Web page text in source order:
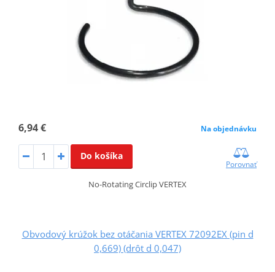
6,94 € Na objednávku
Do košíka
Porovnať
No-Rotating Circlip VERTEX
Obvodový krúžok bez otáčania VERTEX 72092EX (pin d
0,669) (drôt d 0,047)